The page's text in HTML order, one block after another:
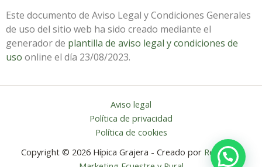
Este documento de Aviso Legal y Condiciones Generales
de uso del sitio web ha sido creado mediante el
generador de plantilla de aviso legal y condiciones de
uso online el día 23/08/2023.
Aviso legal
Política de privacidad
Política de cookies
Copyright © 2026 Hípica Grajera - Creado por Relintre |